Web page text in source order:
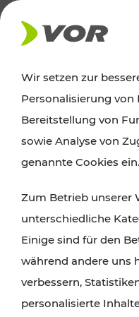
AKTUELLES
Ausflugstipps
Wien,
Wanderungen,
Radtouren oder
Attraktionen sind mit
Angeboten des VOR
Wir setzen zur
Personalisierung von
Bereitstellung von
sowie Analyse von
genannte Cookies ein.
Zum Betrieb unserer
unterschiedliche
Einige sind für den
während andere uns
verbessern,
personalisierte